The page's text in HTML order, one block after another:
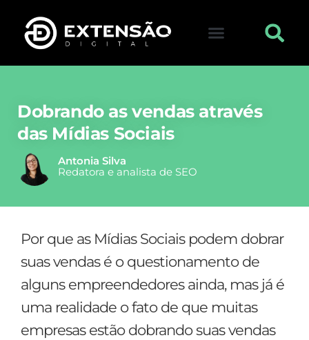
Dobrando as vendas através
das Mídias Sociais
Antonia Silva
Redatora e analista de SEO
Por que as Mídias Sociais podem dobrar
suas vendas é o questionamento de
alguns empreendedores ainda, mas já é
uma realidade o fato de que muitas
empresas estão dobrando suas vendas